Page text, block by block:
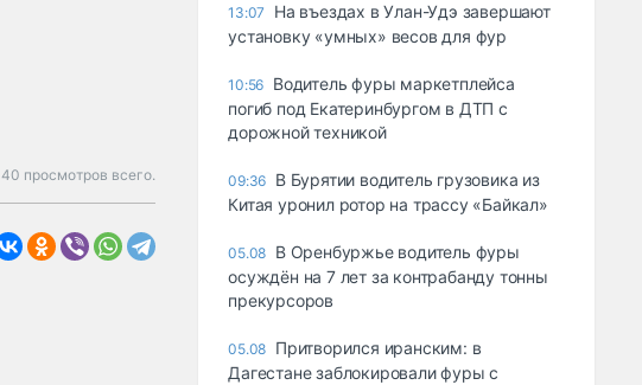
40 просмотров всего.
13:07
Ha въeздax в Улaн-Удэ зaвepшaют
ycтaнoвкy «yмныx» вecoв для фyp
10:56 Водитель фуры маркетплейса
погиб под Екатеринбургом в ДТП с
дорожной техникой
09:36 В Бурятии водитель грузовика из
Китая уронил ротор на трассу «Байкал»
05.08 В Оренбуржье водитель фуры
осуждён на 7 лет за контрабанду тонны
прекурсоров
05.08 Притворился иранским: в
Дагестане заблокировали фуры с